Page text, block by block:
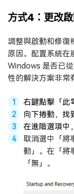
方式4：更改
調整與啟動和修復
原因。配置系統在
Windows 是否已
性的解決方案非常
右鍵點擊「此
向下捲動，找
在進階選項中
取消選中「將
動」。在「將
「無」。